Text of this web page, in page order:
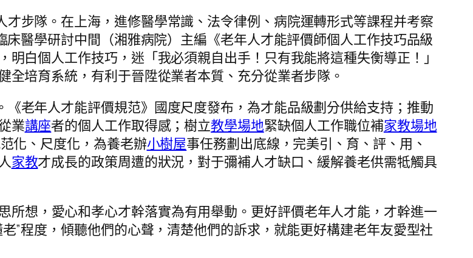
才步隊。在上海，進修醫學常識、法令律例、病院運轉形式等課程并考察
醫學研討中間（湘雅病院）主編《老年人才能評價師個人工作技巧品級
白個人工作技巧，迷「我必須親自出手！只有我能將這種失衡導正！」
培育系統，有利于晉陞從業者本質、充分從業者步隊。
《老年人才能評價規范》國度尺度發布，為才能品級劃分供給支持；推動
業講座者的個人工作取得感；樹立教學場地緊缺個人工作職位補家教場地
化、尺度化，為養老辦小樹屋事任務劃出底線，完美引、育、評、用、
家教才成長的政策周遭的狀況，對于彌補人才缺口、緩解養老供需牴觸具
所想，愛心和孝心才幹落實為有用舉動。更好評價老年人才能，才幹進一
”程度，傾聽他們的心聲，清楚他們的訴求，就能更好構建老年友愛型社